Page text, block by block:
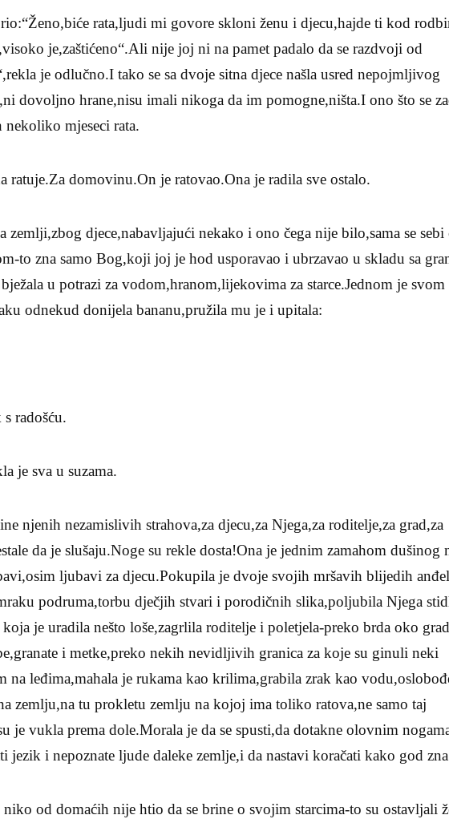
rata,ljudi mi govore skloni ženu i djecu,hajde ti kod
je,zaštićeno“.Ali nije joj ni na pamet padalo da se razdvoji od
je odlučno.I tako se sa dvoje sitna djece našla usred nepojmljivog
dovoljno hrane,nisu imali nikoga da im pomogne,ništa.I ono što se
mjeseci rata.
ratuje.Za domovinu.On je ratovao.Ona je radila sve ostalo.
zemlji,zbog djece,nabavljajući nekako i ono čega nije bilo,sama se sebi
to zna samo Bog,koji joj je hod usporavao i ubrzavao u skladu sa
u potrazi za vodom,hranom,lijekovima za starce.Jednom je svom
odnekud donijela bananu,pružila mu je i upitala:
radošću.
je sva u suzama.
njenih nezamislivih strahova,za djecu,za Njega,za roditelje,za grad,za
da je slušaju.Noge su rekle dosta!Ona je jednim zamahom dušinog
ljubavi za djecu.Pokupila je dvoje svojih mršavih blijedih
podruma,torbu dječjih stvari i porodičnih slika,poljubila Njega
je uradila nešto loše,zagrlila roditelje i poletjela-preko brda oko
i metke,preko nekih nevidljivih granica za koje su ginuli neki
na leđima,mahala je rukama kao krilima,grabila zrak kao
zemlju,na tu prokletu zemlju na kojoj ima toliko ratova,ne samo taj
je vukla prema dole.Morala je da se spusti,da dotakne olovnim
jezik i nepoznate ljude daleke zemlje,i da nastavi koračati kako god
od domaćih nije htio da se brine o svojim starcima-to su ostavljali